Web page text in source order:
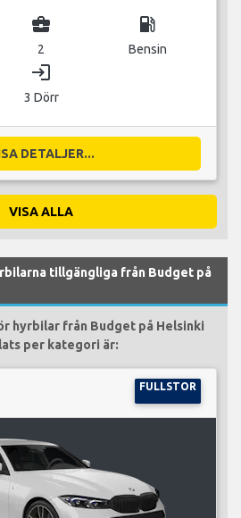
business_center
2
local_gas_station
Bensin
login
3 Dörr
DETALJER...
VISA ALLA
tillgängliga från Budget på
hyrbilar från Budget på Helsinki
per kategori är:
FULLSTOR